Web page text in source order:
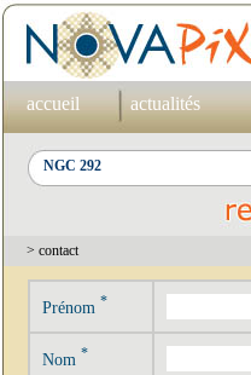
accueil actualités
> contact
Prénom *
Nom *